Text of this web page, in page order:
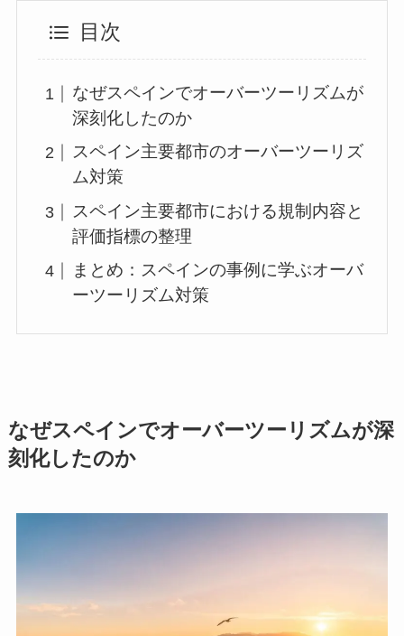
目次
なぜスペインでオーバーツーリズムが
深刻化したのか
スペイン主要都市のオーバーツーリズ
ム対策
スペイン主要都市における規制内容と
評価指標の整理
まとめ：スペインの事例に学ぶオーバ
ーツーリズム対策
なぜスペインでオーバーツーリズムが深
刻化したのか